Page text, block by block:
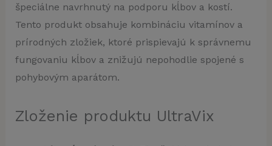
špeciálne navrhnutý na podporu kĺbov a kostí.
Tento produkt obsahuje kombináciu vitamínov a
prírodných zložiek, ktoré prispievajú k správnemu
fungovaniu kĺbov a znižujú nepohodlie spojené s
pohybovým aparátom.
Zloženie produktu UltraVix